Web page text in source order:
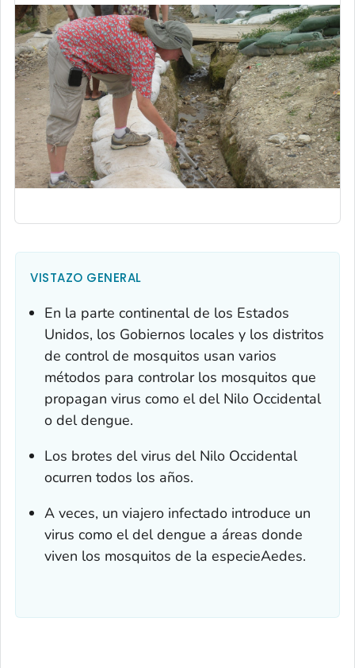
VISTAZO GENERAL
En la parte continental de los Estados
Unidos, los Gobiernos locales y los distritos
de control de mosquitos usan varios
métodos para controlar los mosquitos que
propagan virus como el del Nilo Occidental
o del dengue.
Los brotes del virus del Nilo Occidental
ocurren todos los años.
A veces, un viajero infectado introduce un
virus como el del dengue a áreas donde
viven los mosquitos de la especieAedes.